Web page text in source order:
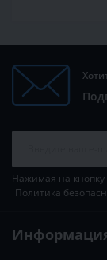
Нажимая на кнопку
Политика